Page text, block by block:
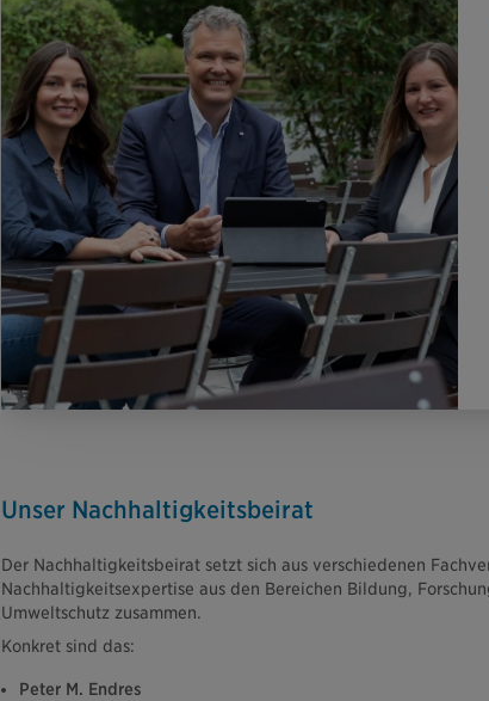
Unser Nachhaltigkeitsbeirat
Der Nachhaltigkeitsbeirat setzt sich aus verschiedenen
Nachhaltigkeitsexpertise aus den Bereichen Bildung,
Umweltschutz zusammen.
Konkret sind das:
Peter M. Endres